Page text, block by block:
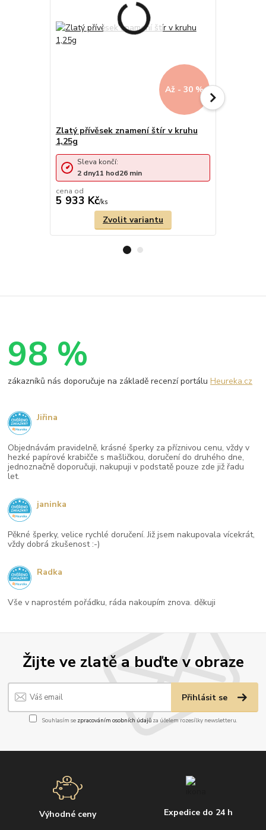
Až - 30 %
Zlatý přívěsek znamení štír v kruhu
1,25g
cena od
5 933 Kč/ks
Sleva končí:
2 dny11 hod26 min
Zvolit variantu
Žijte ve zlatě a buďte v obraze
Přihlásit se
Souhlasím se zpracováním osobních údajůza účelem rozesílky newsletteru.
Výhodné ceny Expedice do 24 h
98 %
zákazníků nás doporučuje na základě recenzí portáluHeureka.cz
Objednávám pravidelně, krásné šperky za příznivou cenu, vždy v
hezké papírové krabičče s mašličkou, doručení do druhého dne,
jednoznačně doporučuji, nakupuji v podstatě pouze zde již řadu
let.
Jiřina
Pěkné šperky, velice rychlé doručení. Již jsem nakupovala vícekrát,
vždy dobrá zkušenost :-)
janinka
Vše v naprostém pořádku, ráda nakoupím znova. děkuji
Radka